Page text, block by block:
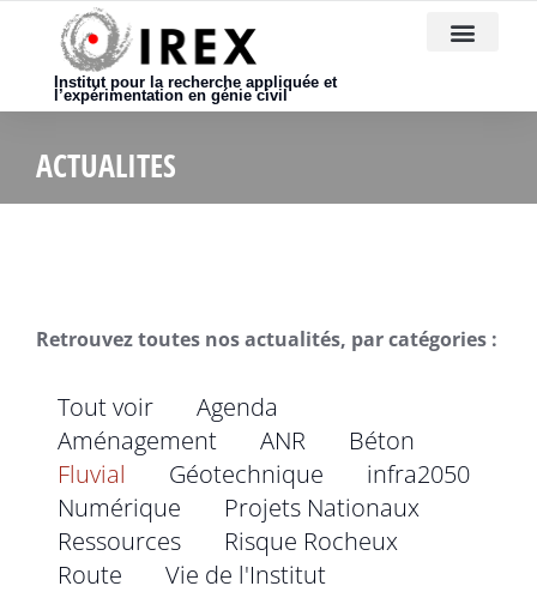
Institut pour la recherche appliquée et
l’expérimentation en génie civil
ACTUALITES
Retrouvez toutes nos actualités, par catégories :
Tout voir
Agenda
Aménagement
ANR
Béton
Fluvial
Géotechnique
infra2050
Numérique
Projets Nationaux
Ressources
Risque Rocheux
Route
Vie de l'Institut